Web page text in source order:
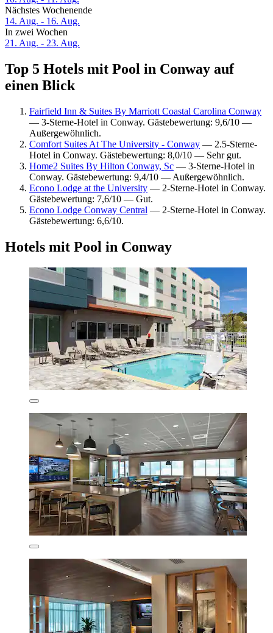
Nächstes Wochenende
14. Aug. - 16. Aug.
In zwei Wochen
21. Aug. - 23. Aug.
Top 5 Hotels mit Pool in Conway auf
einen Blick
Fairfield Inn & Suites By Marriott Coastal Carolina Conway
— 3-Sterne-Hotel in Conway. Gästebewertung: 9,6/10 —
Außergewöhnlich.
Comfort Suites At The University - Conway — 2.5-Sterne-
Hotel in Conway. Gästebewertung: 8,0/10 — Sehr gut.
Home2 Suites By Hilton Conway, Sc — 3-Sterne-Hotel in
Conway. Gästebewertung: 9,4/10 — Außergewöhnlich.
Econo Lodge at the University — 2-Sterne-Hotel in Conway.
Gästebewertung: 7,6/10 — Gut.
Econo Lodge Conway Central — 2-Sterne-Hotel in Conway.
Gästebewertung: 6,6/10.
Hotels mit Pool in Conway